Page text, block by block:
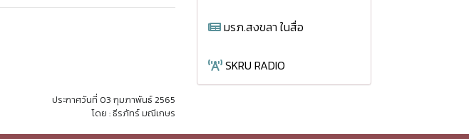
ประกาศวันที่ 03 กุมภาพันธ์ 2565
โดย : ธีรภัทร์ มณีเกษร
มรภ.สงขลา ในสื่อ
SKRU RADIO